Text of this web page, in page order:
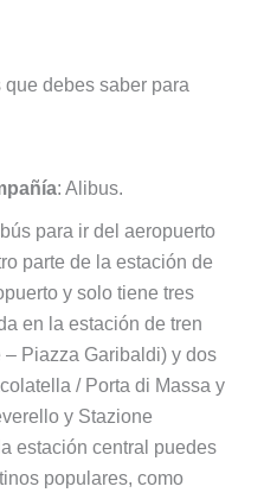
que debes saber para
: Alibus.
para ir del aeropuerto
parte de la estación de
y solo tiene tres
en la estación de tren
Piazza Garibaldi) y dos
/ Porta di Massa y
y Stazione
estación central puedes
populares, como